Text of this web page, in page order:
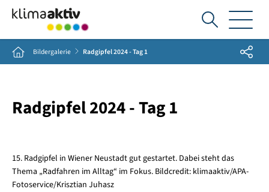
Ich
suche...
Home Bildergalerie Radgipfel 2024 - Tag 1 Share
Radgipfel 2024 - Tag 1
15. Radgipfel in Wiener Neustadt gut gestartet. Dabei steht das
Thema „Radfahren im Alltag“ im Fokus. Bildcredit: klimaaktiv/APA-
Fotoservice/Krisztian Juhasz